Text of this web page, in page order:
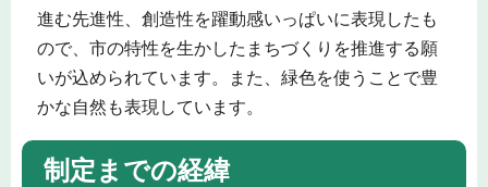
進む先進性、創造性を躍動感いっぱいに表現したも
ので、市の特性を生かしたまちづくりを推進する願
いが込められています。また、緑色を使うことで豊
かな自然も表現しています。
制定までの経緯